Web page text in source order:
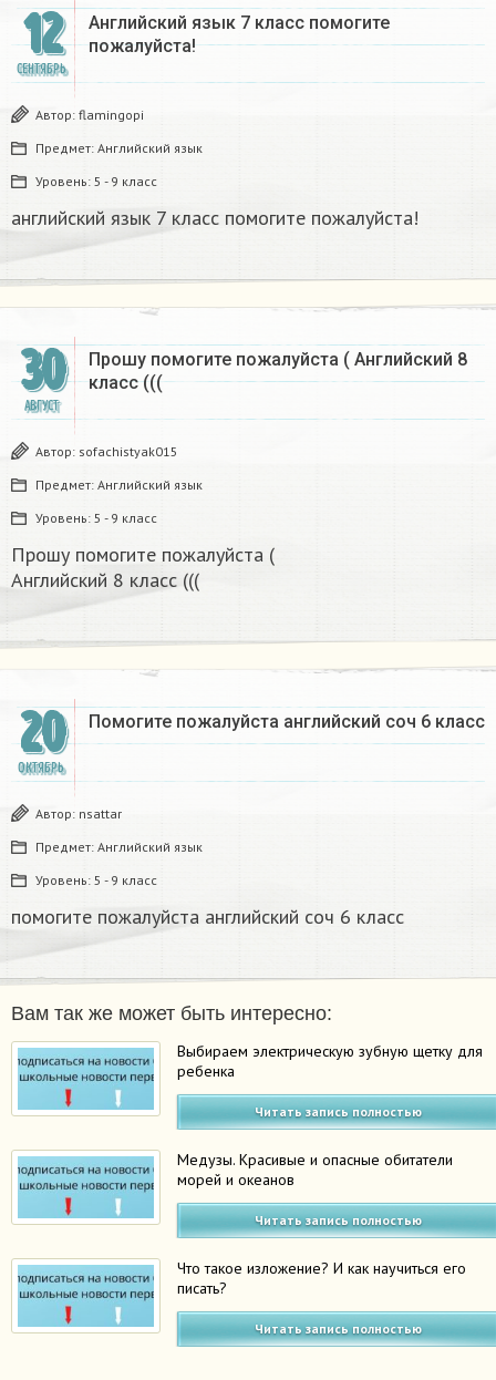
12
СЕНТЯБРЬ
Английский язык 7 класс помогите
пожалуйста! ​
Автор: flamingopi
Предмет: Английский язык
Уровень: 5 - 9 класс
английский язык 7 класс помогите пожалуйста! ​
30
АВГУСТ
Прошу помогите пожалуйста ( Английский 8
класс (((​
Автор: sofachistyak015
Предмет: Английский язык
Уровень: 5 - 9 класс
Прошу помогите пожалуйста (
Английский 8 класс (((​
20
ОКТЯБРЬ
Помогите пожалуйста английский соч 6 класс​
Автор: nsattar
Предмет: Английский язык
Уровень: 5 - 9 класс
помогите пожалуйста английский соч 6 класс​
Вам так же может быть интересно:
Выбираем электрическую зубную щетку для
ребенка
Читать запись полностью
Медузы. Красивые и опасные обитатели
морей и океанов
Читать запись полностью
Что такое изложение? И как научиться его
писать?
Читать запись полностью